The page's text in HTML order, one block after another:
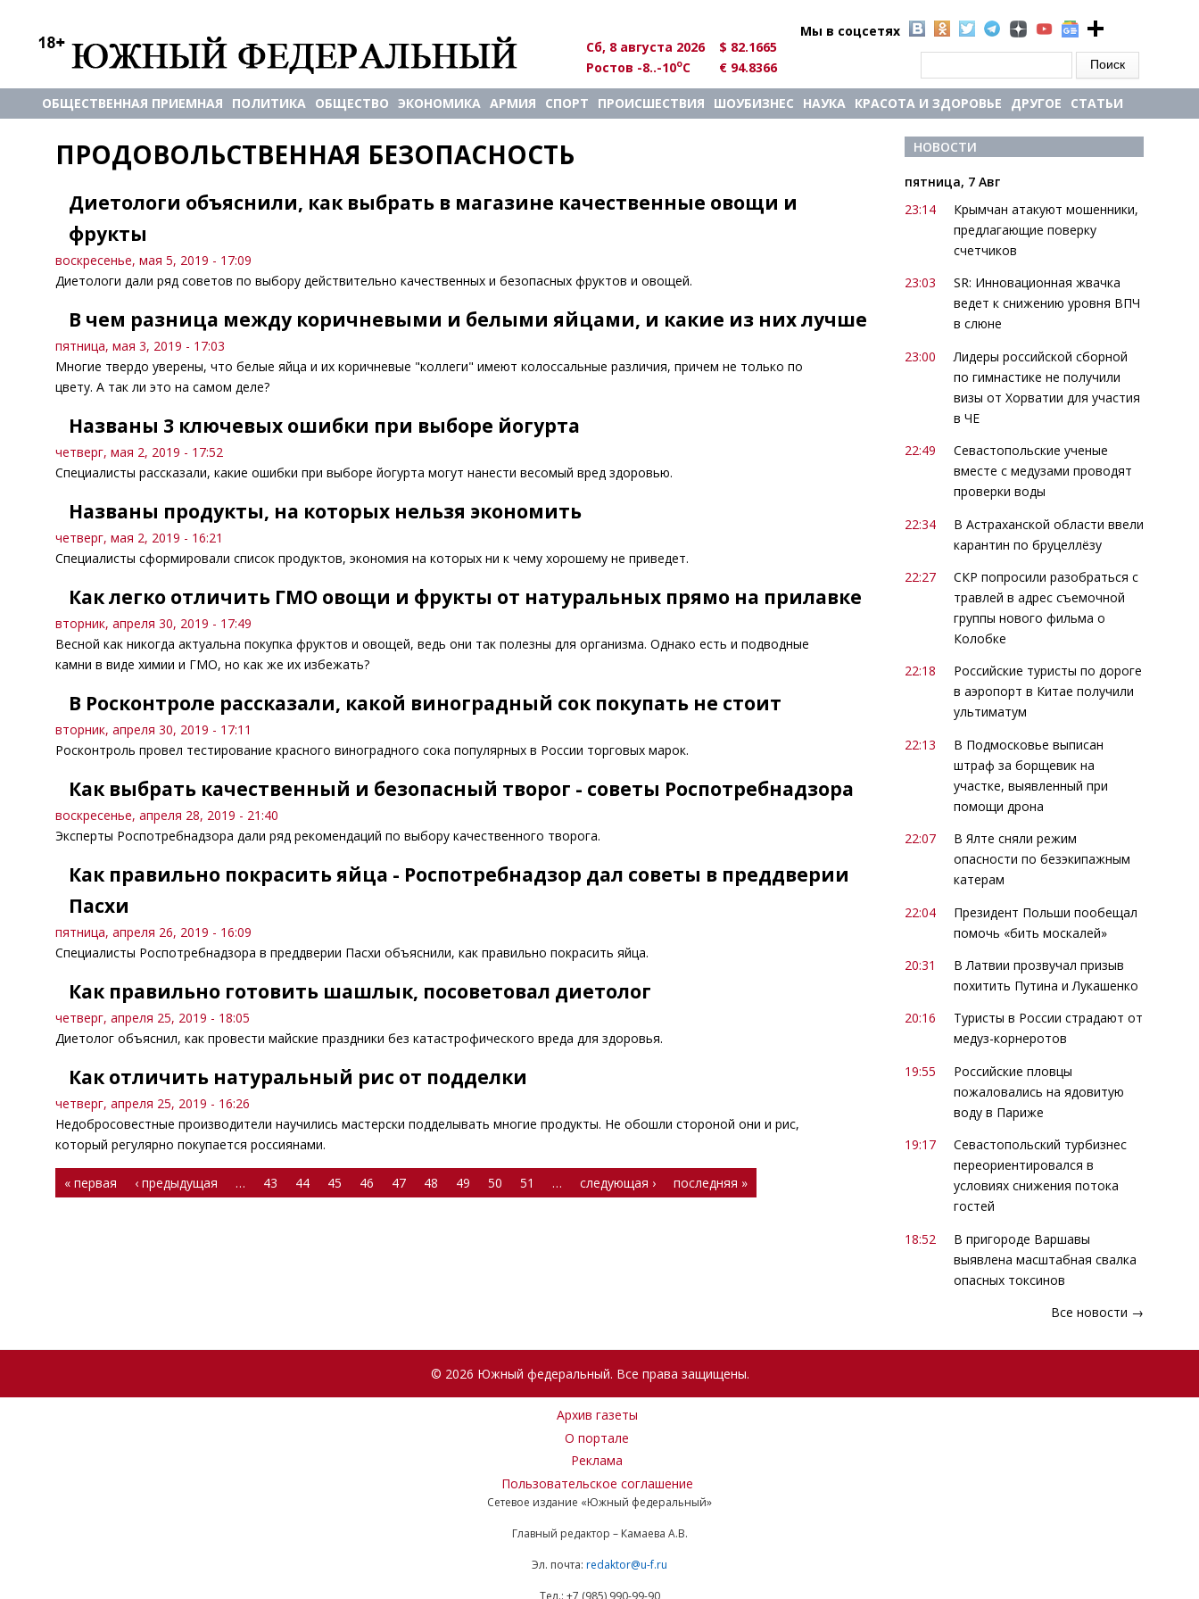
Мы в соцсетях
Сб, 8 августа 2026
$ 82.1665
Ростов -8..-10oC € 94.8366
ОБЩЕСТВЕННАЯ ПРИЕМНАЯ ПОЛИТИКА ОБЩЕСТВО ЭКОНОМИКА АРМИЯ СПОРТ ПРОИСШЕСТВИЯ ШОУБИЗНЕС НАУКА КРАСОТА И ЗДОРОВЬЕ ДРУГОЕ СТАТЬИ
ПРОДОВОЛЬСТВЕННАЯ БЕЗОПАСНОСТЬ
Диетологи объяснили, как выбрать в магазине качественные овощи и
фрукты
воскресенье, мая 5, 2019 - 17:09
Диетологи дали ряд советов по выбору действительно качественных и безопасных фруктов и овощей.
В чем разница между коричневыми и белыми яйцами, и какие из них лучше
пятница, мая 3, 2019 - 17:03
Многие твердо уверены, что белые яйца и их коричневые "коллеги" имеют колоссальные различия, причем не только по
цвету. А так ли это на самом деле?
Названы 3 ключевых ошибки при выборе йогурта
четверг, мая 2, 2019 - 17:52
Специалисты рассказали, какие ошибки при выборе йогурта могут нанести весомый вред здоровью.
Названы продукты, на которых нельзя экономить
четверг, мая 2, 2019 - 16:21
Специалисты сформировали список продуктов, экономия на которых ни к чему хорошему не приведет.
Как легко отличить ГМО овощи и фрукты от натуральных прямо на прилавке
вторник, апреля 30, 2019 - 17:49
Весной как никогда актуальна покупка фруктов и овощей, ведь они так полезны для организма. Однако есть и подводные
камни в виде химии и ГМО, но как же их избежать?
В Росконтроле рассказали, какой виноградный сок покупать не стоит
вторник, апреля 30, 2019 - 17:11
Росконтроль провел тестирование красного виноградного сока популярных в России торговых марок.
Как выбрать качественный и безопасный творог - советы Роспотребнадзора
воскресенье, апреля 28, 2019 - 21:40
Эксперты Роспотребнадзора дали ряд рекомендаций по выбору качественного творога.
Как правильно покрасить яйца - Роспотребнадзор дал советы в преддверии
Пасхи
пятница, апреля 26, 2019 - 16:09
Специалисты Роспотребнадзора в преддверии Пасхи объяснили, как правильно покрасить яйца.
Как правильно готовить шашлык, посоветовал диетолог
четверг, апреля 25, 2019 - 18:05
Диетолог объяснил, как провести майские праздники без катастрофического вреда для здоровья.
Как отличить натуральный рис от подделки
четверг, апреля 25, 2019 - 16:26
Недобросовестные производители научились мастерски подделывать многие продукты. Не обошли стороной они и рис,
который регулярно покупается россиянами.
Страницы
« первая ‹ предыдущая … 43 44 45 46 47 48 49 50 51 … следующая › последняя »
НОВОСТИ
пятница, 7 Авг
23:14
Крымчан атакуют мошенники,
предлагающие поверку
счетчиков
23:03
SR: Инновационная жвачка
ведет к снижению уровня ВПЧ
в слюне
23:00
Лидеры российской сборной
по гимнастике не получили
визы от Хорватии для участия
в ЧЕ
22:49
Севастопольские ученые
вместе с медузами проводят
проверки воды
22:34
В Астраханской области ввели
карантин по бруцеллёзу
22:27
СКР попросили разобраться с
травлей в адрес съемочной
группы нового фильма о
Колобке
22:18
Российские туристы по дороге
в аэропорт в Китае получили
ультиматум
22:13
В Подмосковье выписан
штраф за борщевик на
участке, выявленный при
помощи дрона
22:07
В Ялте сняли режим
опасности по безэкипажным
катерам
22:04
Президент Польши пообещал
помочь «бить москалей»
20:31
В Латвии прозвучал призыв
похитить Путина и Лукашенко
20:16
Туристы в России страдают от
медуз-корнеротов
19:55
Российские пловцы
пожаловались на ядовитую
воду в Париже
19:17
Севастопольский турбизнес
переориентировался в
условиях снижения потока
гостей
18:52
В пригороде Варшавы
выявлена масштабная свалка
опасных токсинов
Все новости →
© 2026 Южный федеральный. Все права защищены.
Архив газеты
О портале
Реклама
Пользовательское соглашение
Сетевое издание «Южный федеральный»
Главный редактор – Камаева А.В.
Эл. почта: redaktor@u-f.ru
Тел.: +7 (985) 990-99-90